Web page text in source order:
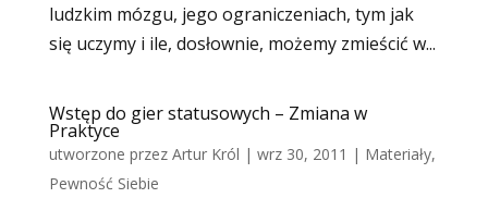
ludzkim mózgu, jego ograniczeniach, tym jak
się uczymy i ile, dosłownie, możemy zmieścić w...
Wstęp do gier statusowych – Zmiana w
Praktyce
utworzone przez Artur Król | wrz 30, 2011 | Materiały,
Pewność Siebie